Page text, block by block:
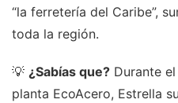
“la ferretería del Caribe”,
toda la región.
💡 ¿Sabías que? Durante
planta EcoAcero, Estrella